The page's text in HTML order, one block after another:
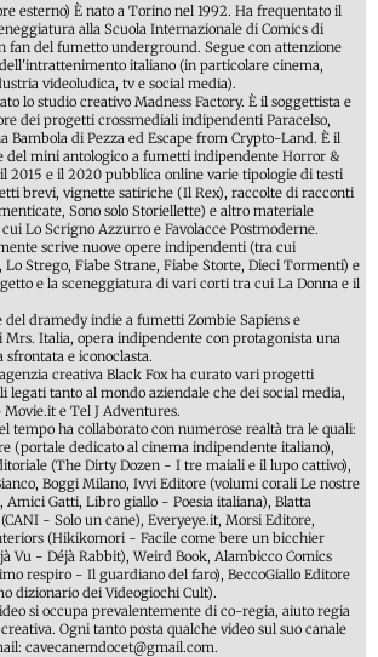
esterno) È nato a Torino nel 1992. Ha frequentato il
alla Scuola Internazionale di Comics di
fan del fumetto underground. Segue con attenzione
italiano (in particolare cinema,
videoludica, tv e social media).
lo studio creativo Madness Factory. È il soggettista e
dei progetti crossmediali indipendenti Paracelso,
Bambola di Pezza ed Escape from Crypto-Land. È il
del mini antologico a fumetti indipendente Horror &
2015 e il 2020 pubblica online varie tipologie di testi
brevi, vignette satiriche (Il Rex), raccolte di racconti
Sono solo Storiellette) e altro materiale
Lo Scrigno Azzurro e Favolacce Postmoderne.
scrive nuove opere indipendenti (tra cui
Lo Strego, Fiabe Strane, Fiabe Storte, Dieci Tormenti) e
e la sceneggiatura di vari corti tra cui La Donna e il
del dramedy indie a fumetti Zombie Sapiens e
Mrs. Italia, opera indipendente con protagonista una
sfrontata e iconoclasta.
creativa Black Fox ha curato vari progetti
legati tanto al mondo aziendale che dei social media,
e Tel J Adventures.
tempo ha collaborato con numerose realtà tra le quali:
(portale dedicato al cinema indipendente italiano),
(The Dirty Dozen - I tre maiali e il lupo cattivo),
Boggi Milano, Ivvi Editore (volumi corali Le nostre
Amici Gatti, Libro giallo - Poesia italiana), Blatta
- Solo un cane), Everyeye.it, Morsi Editore,
(Hikikomori - Facile come bere un bicchier
Vu - Déjà Rabbit), Weird Book, Alambicco Comics
respiro - Il guardiano del faro), BeccoGiallo Editore
dizionario dei Videogiochi Cult).
si occupa prevalentemente di co-regia, aiuto regia
Ogni tanto posta qualche video sul suo canale
cavecanemdocet@gmail.com.